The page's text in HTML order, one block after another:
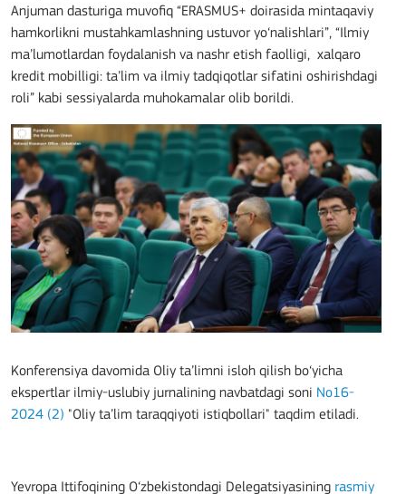
Anjuman dasturiga muvofiq “ERASMUS+ doirasida mintaqaviy
hamkorlikni mustahkamlashning ustuvor yo‘nalishlari”, “Ilmiy
ma’lumotlardan foydalanish va nashr etish faolligi, xalqaro
kredit mobilligi: ta’lim va ilmiy tadqiqotlar sifatini oshirishdagi
roli” kabi sessiyalarda muhokamalar olib borildi.
Konferensiya davomida Oliy ta’limni isloh qilish bo‘yicha
ekspertlar ilmiy-uslubiy jurnalining navbatdagi soni No16-
2024 (2) "Oliy ta’lim taraqqiyoti istiqbollari" taqdim etiladi.
Yevropa Ittifoqining O‘zbekistondagi Delegatsiyasining rasmiy